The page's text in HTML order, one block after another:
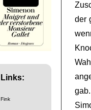
Links:
Fink
der